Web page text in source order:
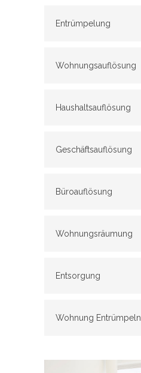
Entrümpelung
Wohnungsauflösung
Haushaltsauflösung
Geschäftsauflösung
Büroauflösung
Wohnungsräumung
Entsorgung
Wohnung Entrümpeln